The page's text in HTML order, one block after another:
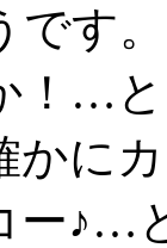
です
！…
かに
ー♪…